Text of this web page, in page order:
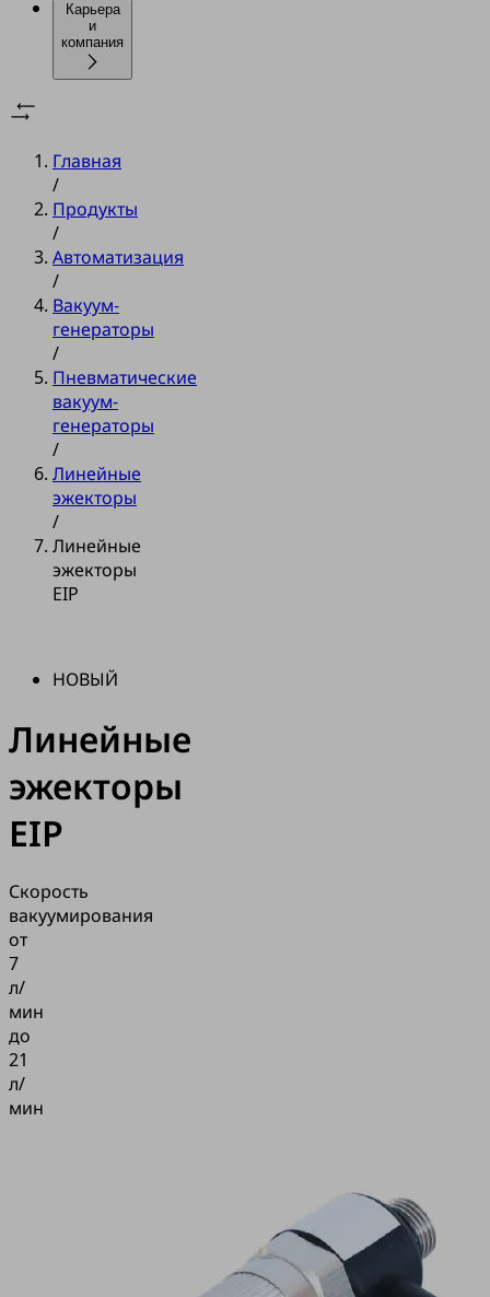
Карьера
и
компания
Главная
/
Продукты
/
Автоматизация
/
Вакуум-
генераторы
/
Пневматические
вакуум-
генераторы
/
Линейные
эжекторы
/
Линейные
эжекторы
EIP
НОВЫЙ
Линейные
эжекторы
EIP
Скорость
вакуумирования
от
7
л/
мин
до
21
л/
мин